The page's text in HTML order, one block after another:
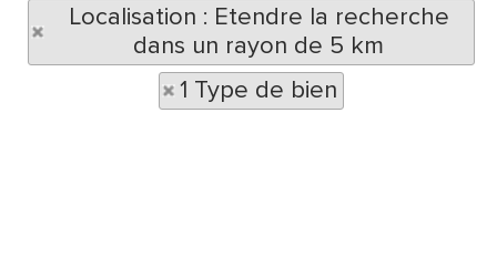
Localisation : Etendre la recherche
dans un rayon de 5 km
1 Type de bien